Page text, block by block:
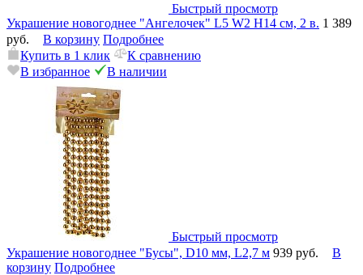
Быстрый просмотр
Украшение новогоднее "Ангелочек" L5 W2 H14 см, 2 в. 1 389
руб.
В корзину Подробнее
Купить в 1 клик
К сравнению
В избранное
В наличии
Быстрый просмотр
Украшение новогоднее "Бусы", D10 мм, L2,7 м 939 руб.
В
корзину Подробнее